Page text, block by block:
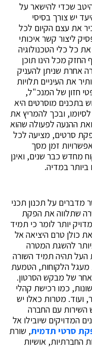
שכדי להישאר על
יש צורך בסיסי
את עצם הקיום לכל
ליצור קשר איכותי
כל כלי הטכנולוגיה
מכל הינו תוכן
אחרת שניתן להעניק
את העיניים תלויות
חזון של המנכ"ל,
בתכנים מוסרטים היא
ובכך להמריץ את
ההנעה לפעולה שהוא
סרטים, מציעה לכל
זמן מסך
מחדש כבר שנים, ואינן
במדיה.
על תכנון תכני
שתלווה את הפקת
יותר לומר כי תמיד
כולן טרם היציאה אל
להשגת המטרה
העל תהיה תמיד השורה
מעגל הלקוחות, הטמעת
אחר של מבקש הסרטון.
כמו רכישת קהלי
ועוד. מטרות כאלו יש
השירות עם החברה
המדויקים שיובילו אל
סרטי תדמית, שורת
החברתיות, אושיות